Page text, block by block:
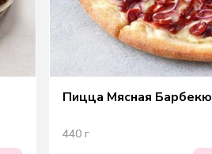
Пицца Мясная Барбекю
440 г